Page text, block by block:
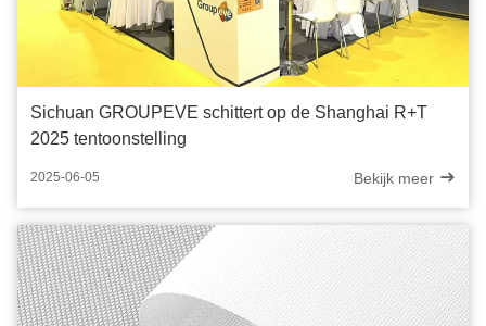
Sichuan GROUPEVE schittert op de Shanghai R+T
2025 tentoonstelling
2025-06-05 Bekijk meer